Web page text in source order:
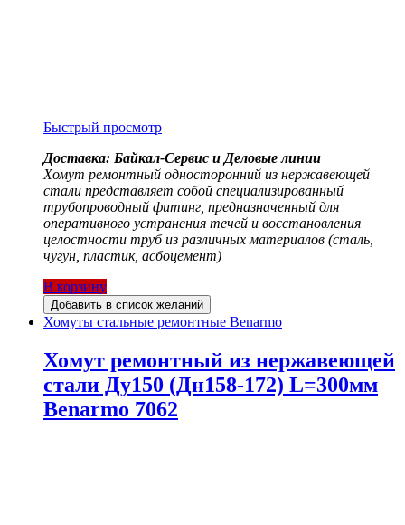
Быстрый просмотр
Доставка: Байкал-Сервис и Деловые линии
Хомут ремонтный односторонний из нержавеющей
стали представляет собой специализированный
трубопроводный фитинг, предназначенный для
оперативного устранения течей и восстановления
целостности труб из различных материалов (сталь,
чугун, пластик, асбоцемент)
В корзину
Добавить в список желаний
Хомуты стальные ремонтные Benarmo
Хомут ремонтный из нержавеющей
стали Ду150 (Дн158-172) L=300мм
Benarmo 7062